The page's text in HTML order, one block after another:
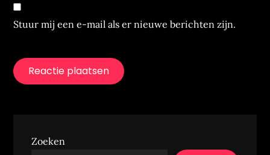
Stuur mij een e-mail als er nieuwe berichten zijn.
Zoeken